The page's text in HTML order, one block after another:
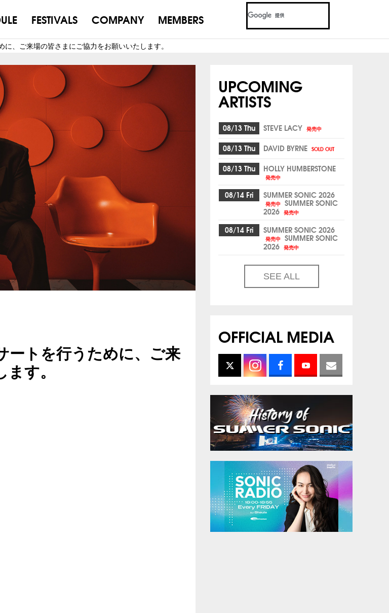
FESTIVALS COMPANY MEMBERS
、ご来場の皆さまにご協力をお願いいたします。
ートを行うために、ご来
す。
UPCOMING
ARTISTS
08/13 Thu STEVE LACY 発売中
08/13 Thu DAVID BYRNE SOLD OUT
08/13 Thu HOLLY HUMBERSTONE
発売中
08/14 Fri SUMMER SONIC 2026
発売中 SUMMER SONIC
2026 発売中
08/14 Fri SUMMER SONIC 2026
発売中 SUMMER SONIC
2026 発売中
SEE ALL
OFFICIAL MEDIA